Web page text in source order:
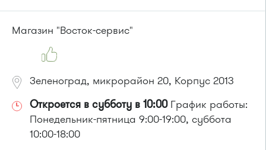
Маршрутка № 431м, 476м, 900
Магазин "Восток-сервис"
Зеленоград, микрорайон 20, Корпус 2013
Откроется в субботу в 10:00График работы:
Понедельник-пятница 9:00-19:00, суббота
10:00-18:00